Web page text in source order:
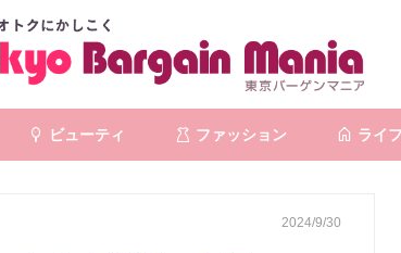
ビューティ ファッション ライフ
2024/9/30